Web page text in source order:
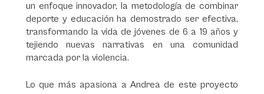
un enfoque innovador, la metodología de combinar
deporte y educación ha demostrado ser efectiva,
transformando la vida de jóvenes de 6 a 19 años y
tejiendo nuevas narrativas en una comunidad
marcada por la violencia.
Lo que más apasiona a Andrea de este proyecto